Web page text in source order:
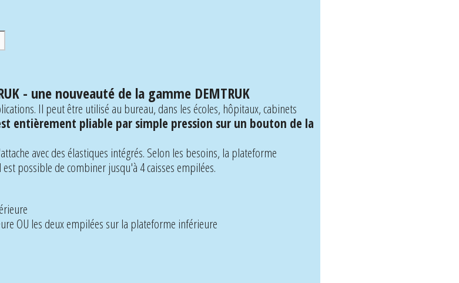
- une nouveauté de la gamme DEMTRUK
Il peut être utilisé au bureau, dans les écoles, hôpitaux, cabinets
entièrement pliable par simple pression sur un bouton de la
avec des élastiques intégrés. Selon les besoins, la plateforme
possible de combiner jusqu'à 4 caisses empilées.
OU les deux empilées sur la plateforme inférieure